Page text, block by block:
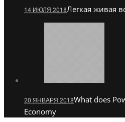
14 ИЮЛЯ 2018Легкая живая
20 ЯНВАРЯ 2018What does
Economy